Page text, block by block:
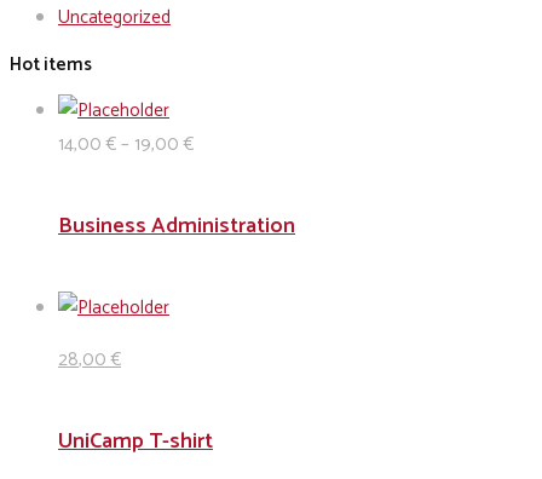
Uncategorized
Hot items
14,00 €– 19,00 €
Business Administration
28,00€
UniCamp T-shirt